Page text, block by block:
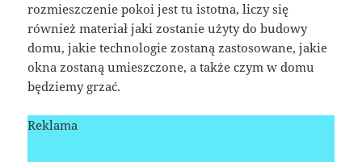
rozmieszczenie pokoi jest tu istotna, liczy się
również materiał jaki zostanie użyty do budowy
domu, jakie technologie zostaną zastosowane, jakie
okna zostaną umieszczone, a także czym w domu
będziemy grzać.
Reklama